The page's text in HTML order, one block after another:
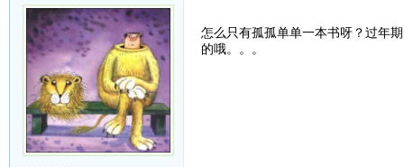
怎么只有孤孤单单一本书呀？过年
的哦。。。